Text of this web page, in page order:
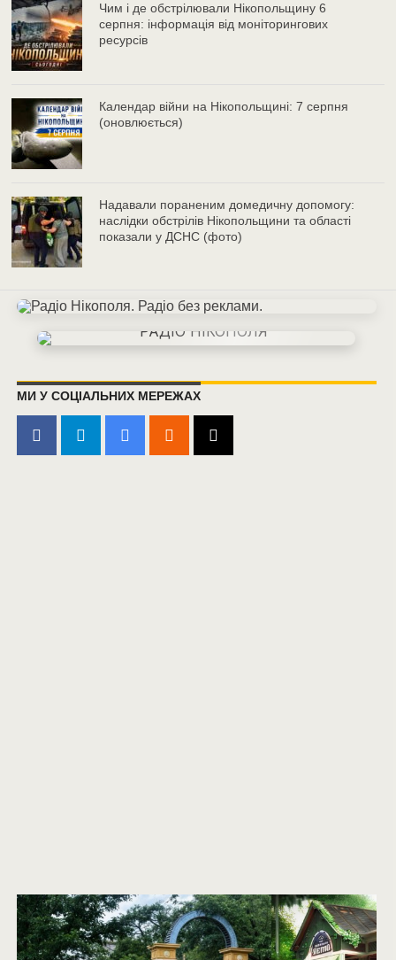
Чим і де обстрілювали Нікопольщину 6
серпня: інформація від моніторингових
ресурсів
Календар війни на Нікопольщині: 7 серпня
(оновлюється)
Надавали пораненим домедичну допомогу:
наслідки обстрілів Нікопольщини та області
показали у ДСНС (фото)
МИ У СОЦІАЛЬНИХ МЕРЕЖАХ